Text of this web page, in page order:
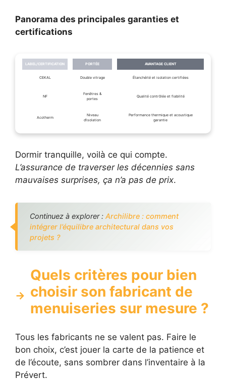
Panorama des principales garanties et
certifications
LABEL/CERTIFICATION PORTÉE AVANTAGE CLIENT
CEKAL Double vitrage Étanchéité et isolation certifiées
NF
Fenêtres &
portes
Qualité contrôlée et fiabilité
Acotherm
Niveau
d’isolation
Performance thermique et acoustique
garantie
Dormir tranquille, voilà ce qui compte.
L’assurance de traverser les décennies sans
mauvaises surprises, ça n’a pas de prix.
Continuez à explorer : Archilibre : comment
intégrer l’équilibre architectural dans vos
projets ?
Quels critères pour bien
choisir son fabricant de
menuiseries sur mesure ?
Tous les fabricants ne se valent pas. Faire le
bon choix, c’est jouer la carte de la patience et
de l’écoute, sans sombrer dans l’inventaire à la
Prévert.